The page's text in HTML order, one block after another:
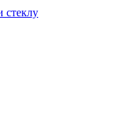
стеклу